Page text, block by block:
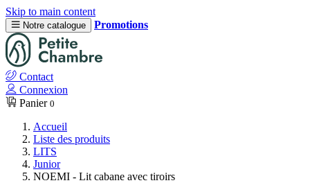
Skip to main content
Notre catalogue Promotions
Contact
Connexion
Panier 0
Accueil
Liste des produits
LITS
Junior
NOEMI - Lit cabane avec tiroirs